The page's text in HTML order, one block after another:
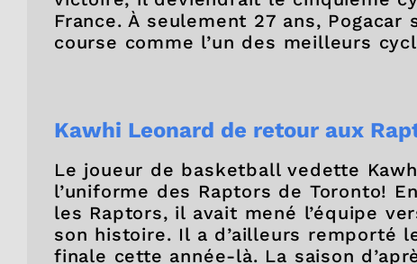
France. À seulement 27 ans, Pogacar
course comme l’un des meilleurs
Kawhi Leonard de retour aux
Le joueur de basketball vedette
l’uniforme des Raptors de Toronto!
les Raptors, il avait mené l’équipe
son histoire. Il a d’ailleurs remporté
finale cette année-là. La saison